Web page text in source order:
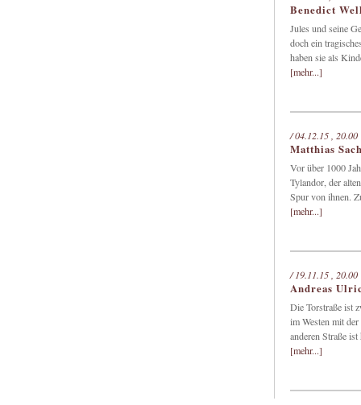
Benedict
Jules und seine
doch ein
haben sie als
[mehr...]
/ 04.12.15 ,
Matthias
Vor über 1000
Tylandor, der
Spur von ihnen.
[mehr...]
/ 19.11.15 ,
Andreas
Die Torstraße ist
im Westen mit
anderen Straße
[mehr...]